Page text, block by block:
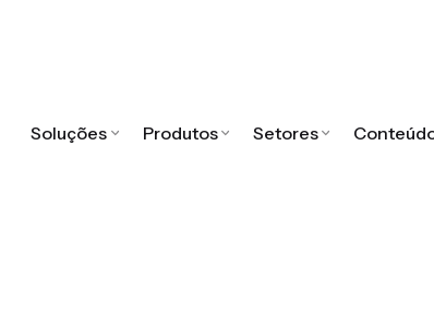
Soluções Produtos Setores